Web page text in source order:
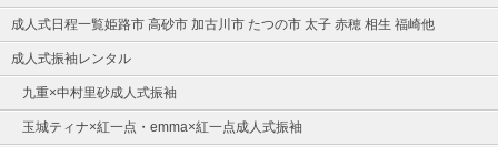
成人式日程一覧姫路市 高砂市 加古川市 たつの市 太子 赤穂 相生 福崎他
成人式振袖レンタル
九重×中村里砂成人式振袖
玉城ティナ×紅一点・emma×紅一点成人式振袖